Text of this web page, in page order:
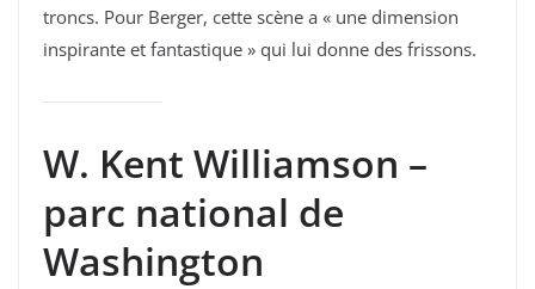
troncs. Pour Berger, cette scène a « une dimension
inspirante et fantastique » qui lui donne des frissons.
W. Kent Williamson –
parc national de
Washington